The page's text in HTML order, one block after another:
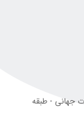
جهانی - طبقه